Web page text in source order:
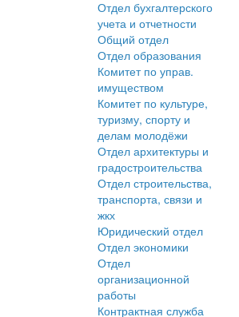
Отдел бухгалтерского
учета и отчетности
Общий отдел
Отдел образования
Комитет по управ.
имуществом
Комитет по культуре,
туризму, спорту и
делам молодёжи
Отдел архитектуры и
градостроительства
Отдел строительства,
транспорта, связи и
жкх
Юридический отдел
Отдел экономики
Отдел
организационной
работы
Контрактная служба